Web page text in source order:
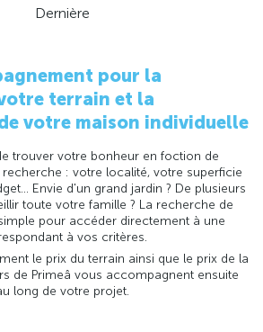
Dernière
pour la
terrain et la
votre maison individuelle
trouver votre bonheur en foction de
: votre localité, votre superficie
Envie d'un grand jardin ? De plusieurs
toute votre famille ? La recherche de
pour accéder directement à une
à vos critères.
le prix du terrain ainsi que le prix de la
de Primeâ vous accompagnent ensuite
long de votre projet.